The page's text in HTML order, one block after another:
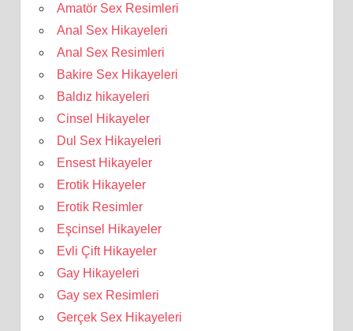
Amatör Sex Resimleri
Anal Sex Hikayeleri
Anal Sex Resimleri
Bakire Sex Hikayeleri
Baldız hikayeleri
Cinsel Hikayeler
Dul Sex Hikayeleri
Ensest Hikayeler
Erotik Hikayeler
Erotik Resimler
Eşcinsel Hikayeler
Evli Çift Hikayeler
Gay Hikayeleri
Gay sex Resimleri
Gerçek Sex Hikayeleri